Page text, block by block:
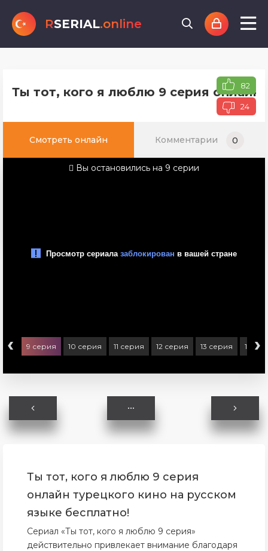
RSERIAL.online
Ты тот, кого я люблю 9 серия онлайн
82
24
Смотреть онлайн Комментарии 0
Вы остановились на 9 серии
‹ 9 серия 10 серия 11 серия 12 серия 13 серия 14›
Ты тот, кого я люблю 9 серия
онлайн турецкого кино на русском
языке бесплатно!
Сериал «Ты тот, кого я люблю 9 серия»
действительно привлекает внимание благодаря